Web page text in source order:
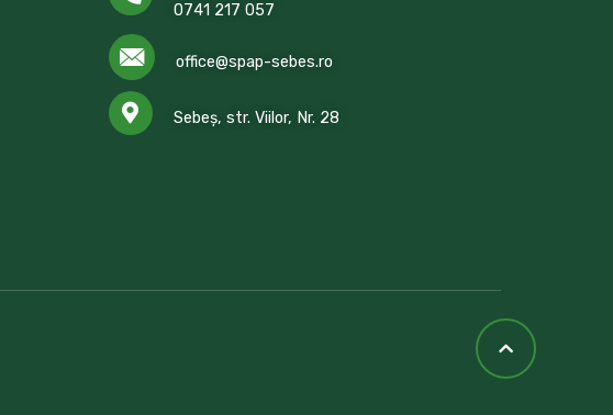
0741 217 057
office@spap-sebes.ro
Sebeș, str. Viilor, Nr. 28